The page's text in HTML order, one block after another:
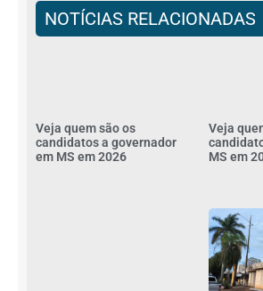
NOTÍCIAS RELACIONADAS
Veja quem são os
candidatos a governador
em MS em 2026
Veja
MS em